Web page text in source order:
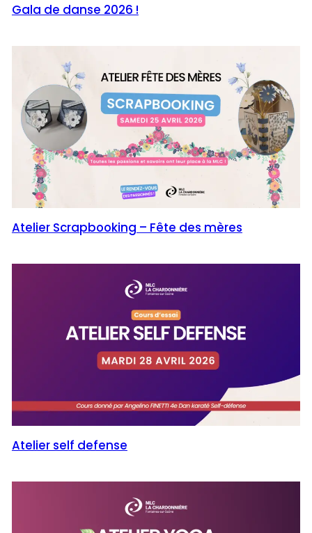
Gala de danse 2026 !
Atelier Scrapbooking – Fête des mères
Atelier self defense